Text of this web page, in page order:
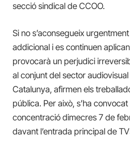
secció sindical de CCOO.
Si no s’aconsegueix
addicional i es continuen
provocarà un perjudici
al conjunt del sector
Catalunya, afirmen els
pública. Per això, s’ha
concentració dimecres 7 de
davant l’entrada principal de